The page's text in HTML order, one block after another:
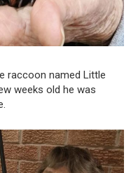
raccoon named Little
weeks old he was